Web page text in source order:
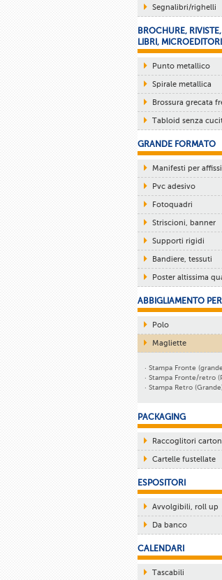
Segnalibri/righelli
BROCHURE,
LIBRI,
Punto metallico
Spirale metallica
Brossura grecata
Tabloid senza
GRANDE FORMATO
Manifesti per
Pvc adesivo
Fotoquadri
Striscioni, banner
Supporti rigidi
Bandiere, tessuti
Poster altissima
ABBIGLIAMENTO
Polo
Magliette
· Stampa Fronte
· Stampa Fronte/retro
· Stampa Retro
PACKAGING
Raccoglitori
Cartelle fustellate
ESPOSITORI
Avvolgibili, roll up
Da banco
CALENDARI
Tascabili